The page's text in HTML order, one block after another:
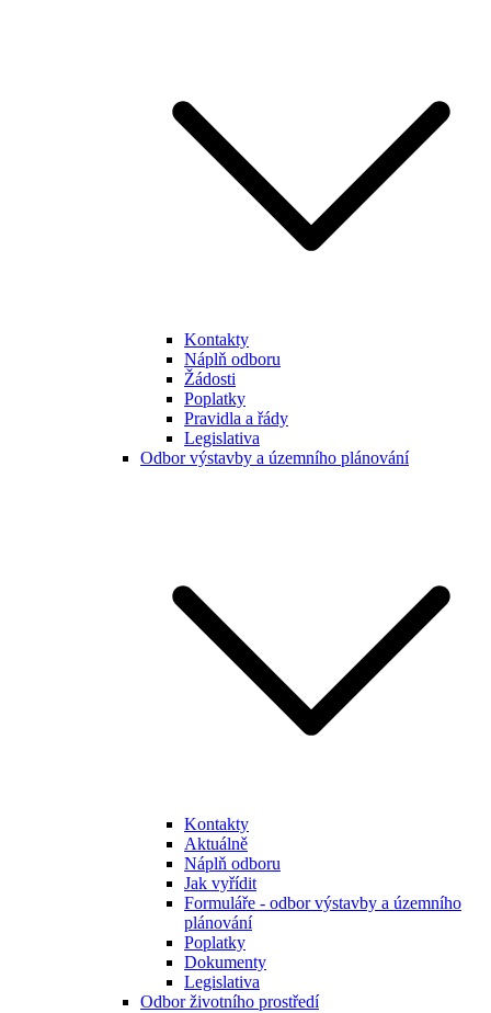
Kontakty
Náplň odboru
Žádosti
Poplatky
Pravidla a řády
Legislativa
Odbor výstavby a územního plánování
Kontakty
Aktuálně
Náplň odboru
Jak vyřídit
Formuláře - odbor výstavby a územního
plánování
Poplatky
Dokumenty
Legislativa
Odbor životního prostředí